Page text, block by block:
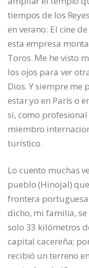
tiempos de los
en verano: El cine
esta empresa
Toros. Me he visto
los ojos para ver
Dios. Y siempre me
estar yo en París o
sí, como
miembro
turístico.
Lo cuento muchas
pueblo (Hinojal)
frontera
dicho, mi familia,
solo 33 kilómetros
capital cacereña;
recibió un terreno